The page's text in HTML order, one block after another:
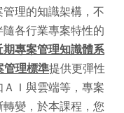
理的知識架構，不
各行業專案特性的
期專案管理知識體系
管理標準提供更彈性
Ｉ與雲端等，專案
變，於本課程，您